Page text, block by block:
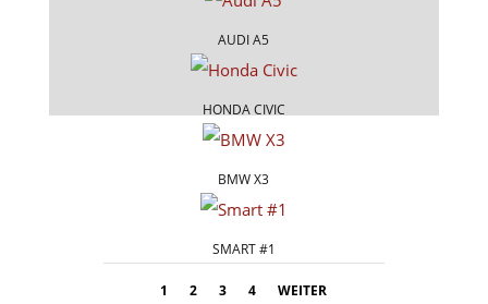
AUDI A5
HONDA CIVIC
BMW X3
SMART #1
1 2 3 4 WEITER